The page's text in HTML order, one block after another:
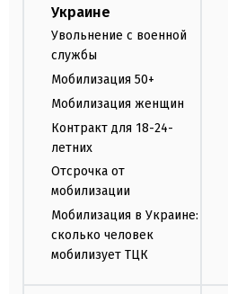
Украине
Увольнение с военной
службы
Мобилизация 50+
Мобилизация женщин
Контракт для 18-24-
летних
Отсрочка от
мобилизации
Мобилизация в Украине:
сколько человек
мобилизует ТЦК